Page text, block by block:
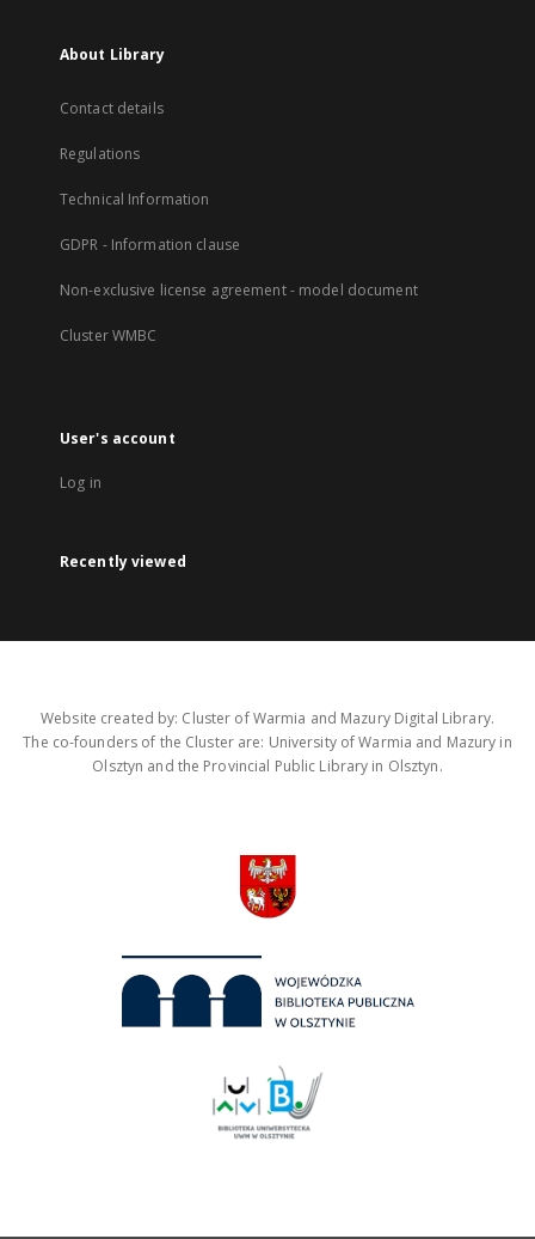
About Library
Contact details
Regulations
Technical Information
GDPR - Information clause
Non-exclusive license agreement - model document
Cluster WMBC
User's account
Log in
Recently viewed
Website created by: Cluster of Warmia and Mazury Digital Library.
The co-founders of the Cluster are: University of Warmia and Mazury in
Olsztyn and the Provincial Public Library in Olsztyn.